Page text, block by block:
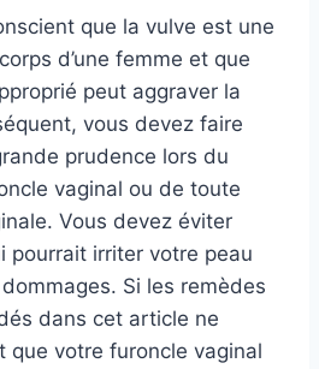
que la vulve est une
d’une femme et que
peut aggraver la
vous devez faire
prudence lors du
vaginal ou de toute
Vous devez éviter
pourrait irriter votre peau
Si les remèdes
dans cet article ne
que votre furoncle vaginal